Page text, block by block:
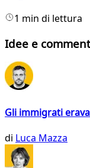
1 min di lettura
Idee e
Gli immigrati
di Luca Mazza